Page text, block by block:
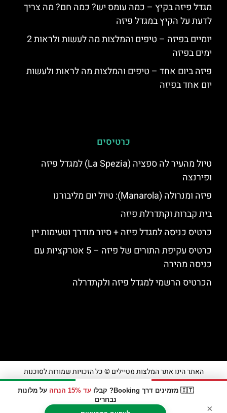
🇮🇹 מזמינים דרך Booking? קבלו עד 15% הנחה
על מלונות
נבחרים
×
מגדל פיזה בקיץ – כמה עומס יש? כמה חם? מה צריך
לדעת על הקיץ במגדל פיזה
יומיים בפיזה – טיפים והמלצות מה לעשות ולראות 2
ימים בפיזה
פיזה ביום אחד – טיפים והמלצות מה לראות ולעשות
יום אחד בפיזה
כרטיסים
טיול מהעיר לה ספציה (La Spezia) למגדל פיזה
ופירנצה
פיזה ומנרולה (Manarola): טיול יום מליבורנו
בית קברות וקתדרלת פיזה
כרטיס כניסה למגדל פיזה + סיור מודרך וטעימות יין
כרטיס עקיפת התורים של פיזה – 5 אטרקציות עם
כניסה מהירה
הכרטיס הרשמי למגדל פיזה ולקתדרלה
האתר הינו אתר המלצות מטיילים © כל הזכויות שמורות לסוכנות
מדיניות פרטיות